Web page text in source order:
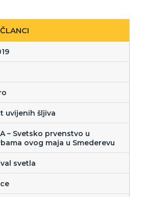
uvijenih šljiva
– Svetsko prvenstvo u
ovog maja u Smederevu
svetla